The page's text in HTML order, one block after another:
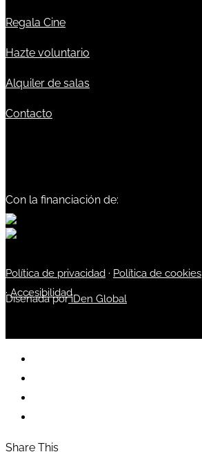
Regala Cine
Hazte voluntario
Alquiler de salas
Contacto
Con la financiación de:
Política de privacidad · Política de cookies
·Accesibilidad
Diseñada poriDen Global
Share This